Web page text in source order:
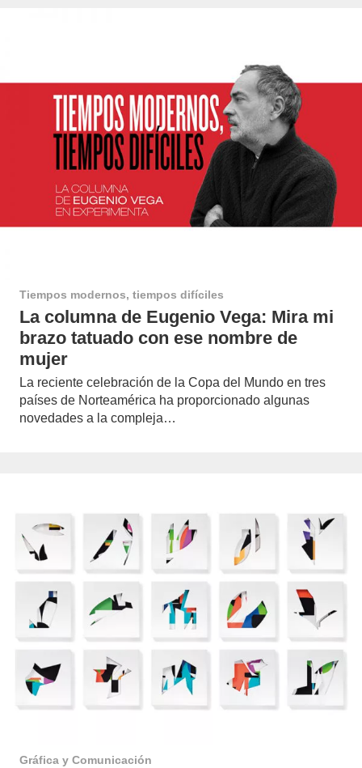
Tiempos modernos, tiempos difíciles
La columna de Eugenio Vega: Mira mi
brazo tatuado con ese nombre de
mujer
La reciente celebración de la Copa del Mundo en tres
países de Norteamérica ha proporcionado algunas
novedades a la compleja…
Gráfica y Comunicación